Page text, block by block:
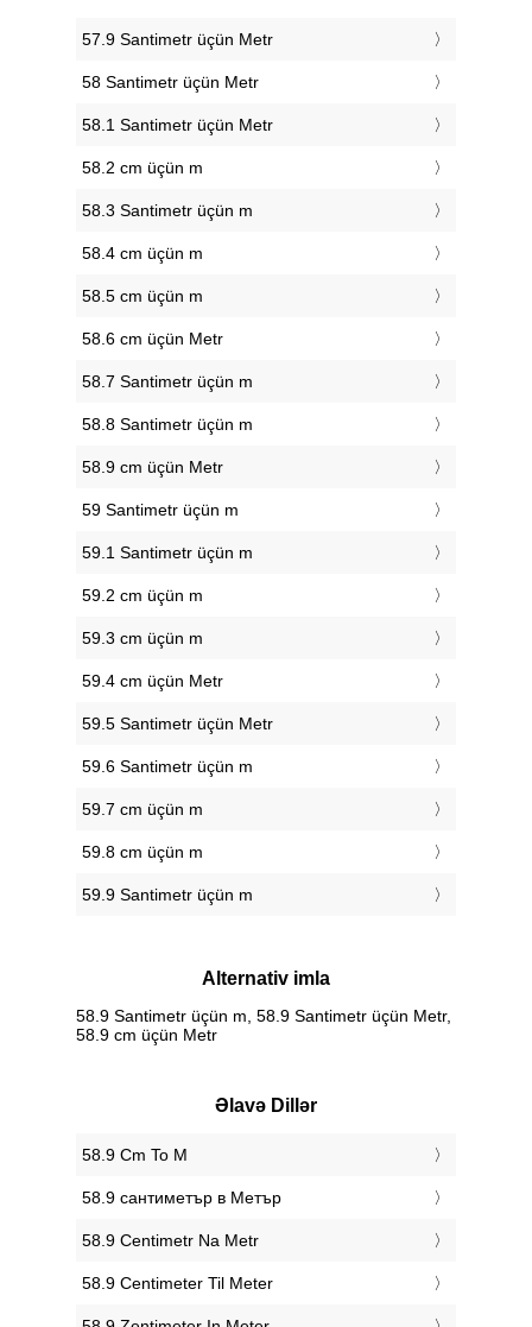
57.9 Santimetr üçün Metr
58 Santimetr üçün Metr
58.1 Santimetr üçün Metr
58.2 cm üçün m
58.3 Santimetr üçün m
58.4 cm üçün m
58.5 cm üçün m
58.6 cm üçün Metr
58.7 Santimetr üçün m
58.8 Santimetr üçün m
58.9 cm üçün Metr
59 Santimetr üçün m
59.1 Santimetr üçün m
59.2 cm üçün m
59.3 cm üçün m
59.4 cm üçün Metr
59.5 Santimetr üçün Metr
59.6 Santimetr üçün m
59.7 cm üçün m
59.8 cm üçün m
59.9 Santimetr üçün m
Alternativ imla
58.9 Santimetr üçün m, 58.9 Santimetr üçün Metr,
58.9 cm üçün Metr
Əlavə Dillər
‎58.9 Cm To M
‎58.9 сантиметър в Метър
‎58.9 Centimetr Na Metr
‎58.9 Centimeter Til Meter